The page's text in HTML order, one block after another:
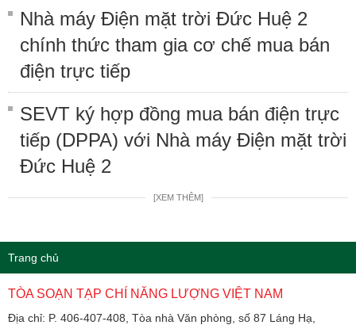
Nhà máy Điện mặt trời Đức Huệ 2
chính thức tham gia cơ chế mua bán
điện trực tiếp
SEVT ký hợp đồng mua bán điện trực
tiếp (DPPA) với Nhà máy Điện mặt trời
Đức Huệ 2
[XEM THÊM]
Trang chủ
TÒA SOẠN TẠP CHÍ NĂNG LƯỢNG VIỆT NAM
Địa chỉ: P. 406-407-408, Tòa nhà Văn phòng, số 87 Láng Hạ,